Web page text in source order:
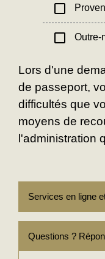
check_box_outline_blank
check_box_outline_blank Outre-
Lors d'une
de passeport,
difficultés que
moyens de
l'administration
Services en ligne
Questions ?